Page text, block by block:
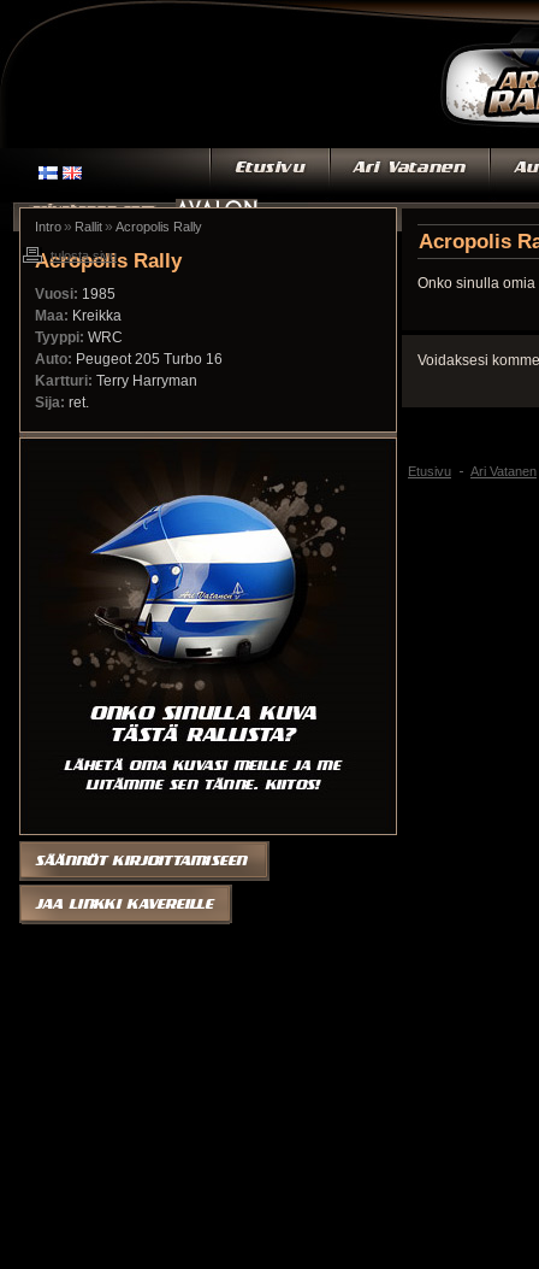
Intro » Rallit » Acropolis Rally
Acropolis Rally
Vuosi: 1985
Maa: Kreikka
Tyyppi: WRC
Auto: Peugeot 205 Turbo 16
Kartturi: Terry Harryman
Sija: ret.
Acropolis
Onko sinulla
Voidaksesi
tulosta sivu
Etusivu Ari Vatanen